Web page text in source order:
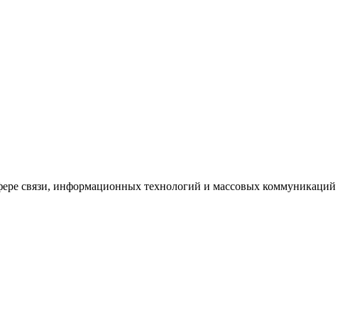
связи, информационных технологий и массовых коммуникаций